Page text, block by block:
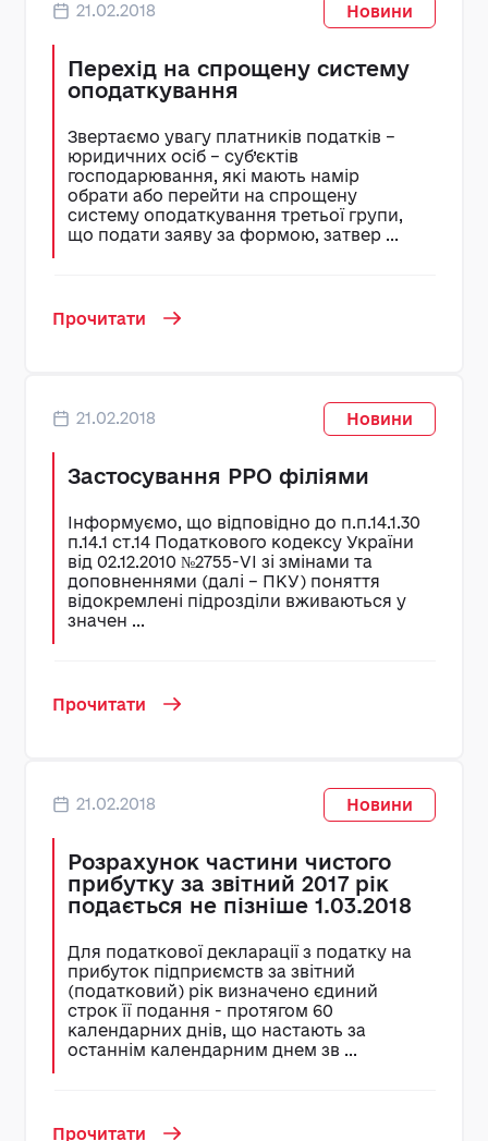
21.02.2018 Новини
Перехід на спрощену систему
оподаткування
Звертаємо увагу платників податків –
юридичних осіб – суб’єктів
господарювання, які мають намір
обрати або перейти на спрощену
систему оподаткування третьої групи,
що подати заяву за формою, затвер ...
Прочитати
21.02.2018 Новини
Застосування РРО філіями
Інформуємо, що відповідно до п.п.14.1.30
п.14.1 ст.14 Податкового кодексу України
від 02.12.2010 №2755-VI зі змінами та
доповненнями (далі – ПКУ) поняття
відокремлені підрозділи вживаються у
значен ...
Прочитати
21.02.2018 Новини
Розрахунок частини чистого
прибутку за звітний 2017 рік
подається не пізніше 1.03.2018
Для податкової декларації з податку на
прибуток підприємств за звітний
(податковий) рік визначено єдиний
строк її подання - протягом 60
календарних днів, що настають за
останнім календарним днем зв ...
Прочитати